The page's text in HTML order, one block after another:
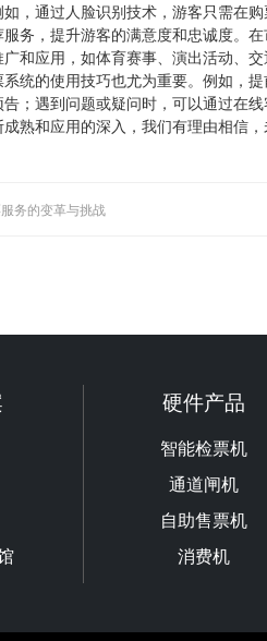
，通过人脸识别技术，游客只需在
务，提升游客的满意度和忠诚度。
和应用，如体育赛事、演出活动、
统的使用技巧也尤为重要。例如，
；遇到问题或疑问时，可以通过在
熟和应用的深入，我们有理由相信
务的变革与挑战
硬件产品
智能检票机
通道闸机
自助售票机
消费机